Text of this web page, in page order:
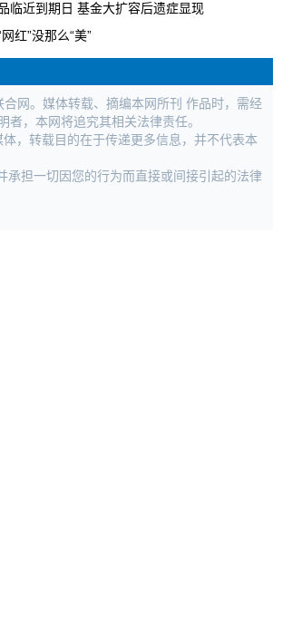
临近到期日 基金大扩容后遗症显现
红”没那么“美”
网。媒体转载、摘编本网所刊 作品时，需经
，本网将追究其相关法律责任。
，转载目的在于传递更多信息，并不代表本
承担一切因您的行为而直接或间接引起的法律